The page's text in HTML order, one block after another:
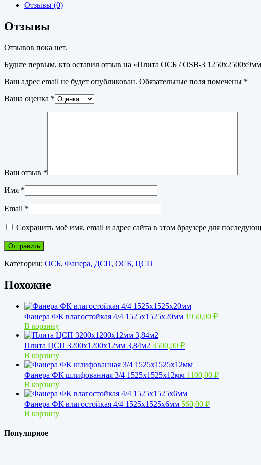
1250х2500х9мм
Отзывы (0)
Отзывы
Отзывов пока нет.
Будьте первым, кто оставил отзыв на «Плита ОСБ / OSB-3
Ваш адрес email не будет опубликован. Обязательные поля помечены *
Ваша оценка *
Ваш отзыв *
Имя *
Email *
Сохранить моё имя, email и адрес сайта в этом браузере для
Категории: ОСБ, Фанера, ДСП, ОСБ, ЦСП
Похожие
Фанера ФК влагостойкая 4/4 1525x1525x20мм 1950,00 ₽
В корзину
Плита ЦСП 3200х1200х12мм 3,84м2 3500,00 ₽
В корзину
Фанера ФК шлифованная 3/4 1525х1525х12мм 1100,00 ₽
В корзину
Фанера ФК влагостойкая 4/4 1525х1525х6мм 560,00 ₽
В корзину
Популярное